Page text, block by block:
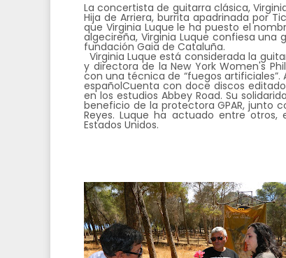
La concertista de guitarra clásica,
Hija de Arriera, burrita apadrinada por
que Virginia Luque le ha puesto el
algecireña, Virginia Luque confiesa
fundación Gaia de Cataluña.
Virginia Luque está considerada la
y directora de la New York Women's
con una técnica de “fuegos
españolCuenta con doce discos
en los estudios Abbey Road. Su
beneficio de la protectora GPAR, junto
Reyes. Luque ha actuado entre
Estados Unidos.